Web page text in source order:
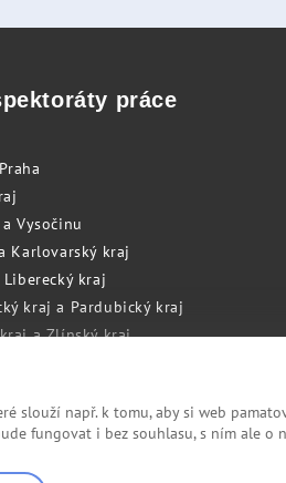
práce
Vysočinu
Karlovarský kraj
kraj
kraj a Pardubický kraj
a Zlínský kraj
kraj a Olomoucký kraj
slouží např. k tomu, aby si web
fungovat i bez souhlasu, s ním ale o